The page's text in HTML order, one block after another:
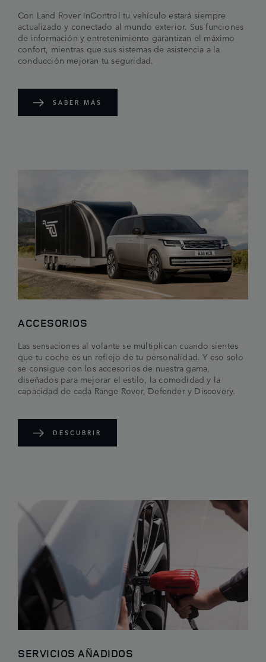
Con Land Rover InControl tu vehículo estará siempre
actualizado y conectado al mundo exterior. Sus funciones
de información y entretenimiento garantizan el máximo
confort, mientras que sus sistemas de asistencia a la
conducción mejoran tu seguridad.
SABER MÁS
ACCESORIOS
Las sensaciones al volante se multiplican cuando sientes
que tu coche es un reflejo de tu personalidad. Y eso solo
se consigue con los accesorios de nuestra gama,
diseñados para mejorar el estilo, la comodidad y la
capacidad de cada Range Rover, Defender y Discovery.
DESCUBRIR
SERVICIOS AÑADIDOS